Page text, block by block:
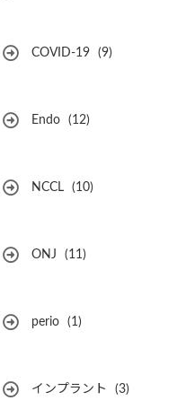
COVID-19 (9)
Endo (12)
NCCL (10)
ONJ (11)
perio (1)
インプラント (3)